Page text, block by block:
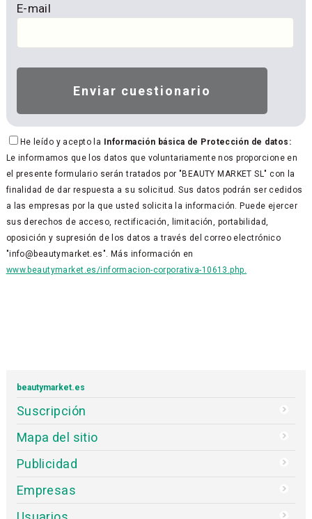
E-mail
He leído y acepto la Información básica de Protección de datos:
Le informamos que los datos que voluntariamente nos proporcione en
el presente formulario serán tratados por "BEAUTY MARKET SL" con la
finalidad de dar respuesta a su solicitud. Sus datos podrán ser cedidos
a las empresas por la que usted solicita la información. Puede ejercer
sus derechos de acceso, rectificación, limitación, portabilidad,
oposición y supresión de los datos a través del correo electrónico
"info@beautymarket.es". Más información en
www.beautymarket.es/informacion-corporativa-10613.php.
beautymarket.es
Suscripción
Mapa del sitio
Publicidad
Empresas